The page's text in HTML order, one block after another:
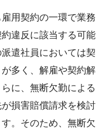
用契約の一環で業務
違反に該当する可能
遣社員においては契
多く、解雇や契約解
に、無断欠勤による
損害賠償請求を検討
。そのため、無断欠